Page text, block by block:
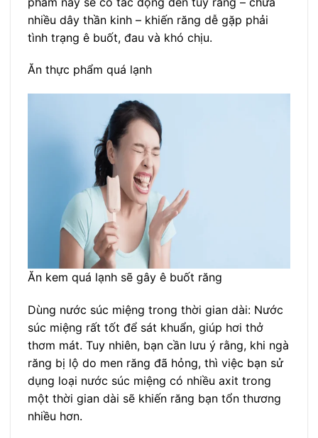
nhiều dây thần kinh – khiến răng dễ gặp phải
tình trạng ê buốt, đau và khó chịu.
Ăn thực phẩm quá lạnh
Ăn kem quá lạnh sẽ gây ê buốt răng
Dùng nước súc miệng trong thời gian dài: Nước
súc miệng rất tốt để sát khuẩn, giúp hơi thở
thơm mát. Tuy nhiên, bạn cần lưu ý rằng, khi ngà
răng bị lộ do men răng đã hỏng, thì việc bạn sử
dụng loại nước súc miệng có nhiều axit trong
một thời gian dài sẽ khiến răng bạn tổn thương
nhiều hơn.